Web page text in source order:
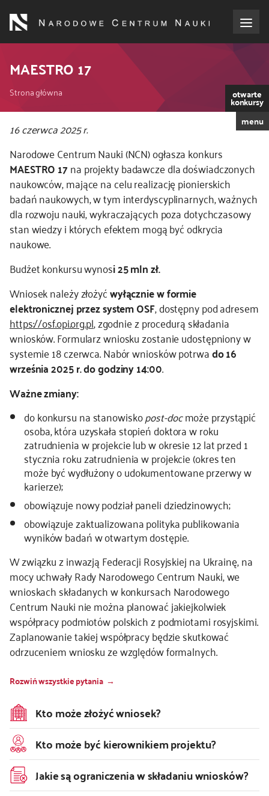
treści
dla wnioskodawców
dla realizujących projekty
dla ekspertów
efekty NCN
współpraca międzynarodowa
kontakt
MAESTRO 17
Ścieżka
nawigacyjna
Strona główna otwarte
konkursy
menu
Kod
i
JS
16 czerwca 2025 r.
Narodowe Centrum Nauki (NCN) ogłasza konkurs
MAESTRO 17na projekty badawcze dla doświadczonych
naukowców, mające na celu realizację pionierskich
badań naukowych, w tym interdyscyplinarnych, ważnych
dla rozwoju nauki, wykraczających poza dotychczasowy
stan wiedzy i których efektem mogą być odkrycia
naukowe.
Budżet konkursu wynosi 25 mln zł.
Wniosek należy złożyćwyłącznie w formie
elektronicznej przez system OSF, dostępny pod adresem
https://osf.opi.org.pl, zgodnie z procedurą składania
wniosków. Formularz wniosku zostanie udostępniony w
systemie 18 czerwca. Nabór wniosków potrwado 16
września 2025 r. do godziny 14:00.
Ważne zmiany:
do konkursu na stanowiskopost-docmoże przystąpić
osoba, która uzyskała stopień doktora w roku
zatrudnienia w projekcie lub w okresie 12 lat przed 1
stycznia roku zatrudnienia w projekcie (okres ten
może być wydłużony o udokumentowane przerwy w
karierze);
obowiązuje nowy podział paneli dziedzinowych;
obowiązuje zaktualizowana polityka publikowania
wyników badań w otwartym dostępie.
W związku z inwazją Federacji Rosyjskiej na Ukrainę, na
mocy uchwały Rady Narodowego Centrum Nauki, we
wnioskach składanych w konkursach Narodowego
Centrum Nauki nie można planować jakiejkolwiek
współpracy podmiotów polskich z podmiotami rosyjskimi.
Zaplanowanie takiej współpracy będzie skutkować
odrzuceniem wniosku ze względów formalnych.
Rozwiń wszystkie pytania
Kto może złożyć wniosek?
Kto może być kierownikiem projektu?
Jakie są ograniczenia w składaniu wniosków?